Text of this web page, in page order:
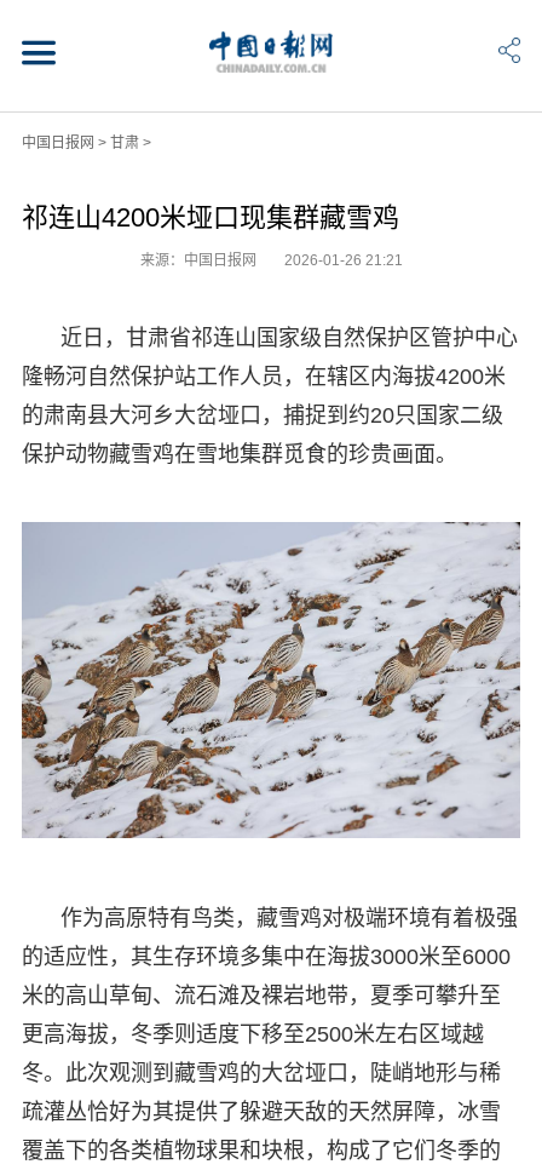
中国日报网 > 甘肃>
祁连山4200米垭口现集群藏雪鸡
来源：中国日报网 2026-01-26 21:21
近日，甘肃省祁连山国家级自然保护区管护中心
隆畅河自然保护站工作人员，在辖区内海拔4200米
的肃南县大河乡大岔垭口，捕捉到约20只国家二级
保护动物藏雪鸡在雪地集群觅食的珍贵画面。
作为高原特有鸟类，藏雪鸡对极端环境有着极强
的适应性，其生存环境多集中在海拔3000米至6000
米的高山草甸、流石滩及裸岩地带，夏季可攀升至
更高海拔，冬季则适度下移至2500米左右区域越
冬。此次观测到藏雪鸡的大岔垭口，陡峭地形与稀
疏灌丛恰好为其提供了躲避天敌的天然屏障，冰雪
覆盖下的各类植物球果和块根，构成了它们冬季的